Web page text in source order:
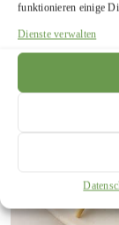
funktionieren einige
Dienste verwalten